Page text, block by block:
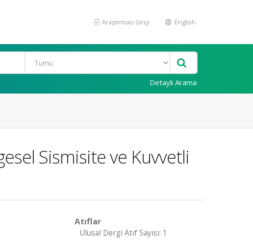
Araştırmacı Girişi English
Detaylı Arama
Sismisite ve Kuvvetli
Atıflar
Ulusal Dergi Atıf Sayısı: 1